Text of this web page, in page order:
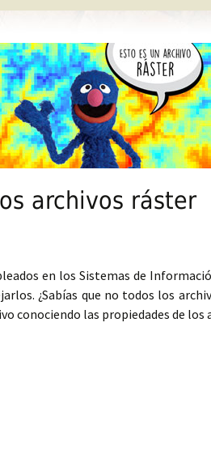
archivos ráster
en los Sistemas de
¿Sabías que no todos los
conociendo las propiedades de los